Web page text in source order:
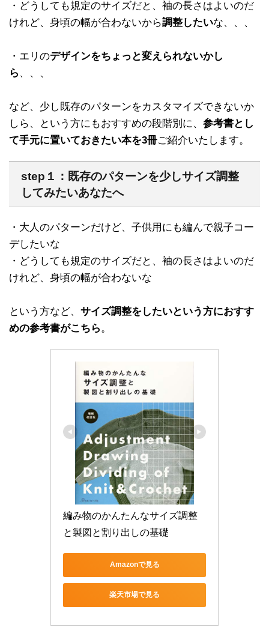
・どうしても規定のサイズだと、袖の長さはよいのだ
けれど、身頃の幅が合わないから調整したいな、、、
・エリのデザインをちょっと変えられないかし
ら 、、、
など、少し既存のパターンをカスタマイズできないか
しら、という方にもおすすめの段階別に、 参考書とし
て手元に置いておきたい本を3冊ご紹介いたします。
step１：既存のパターンを少しサイズ調整
してみたいあなたへ
・大人のパターンだけど、子供用にも編んで親子コー
デしたいな
・どうしても規定のサイズだと、袖の長さはよいのだ
けれど、身頃の幅が合わないな
という方など、 サイズ調整をしたいという方におすす
めの参考書がこちら 。
編み物のかんたんなサイズ調整
と製図と割り出しの基礎
Amazonで見る
楽天市場で見る